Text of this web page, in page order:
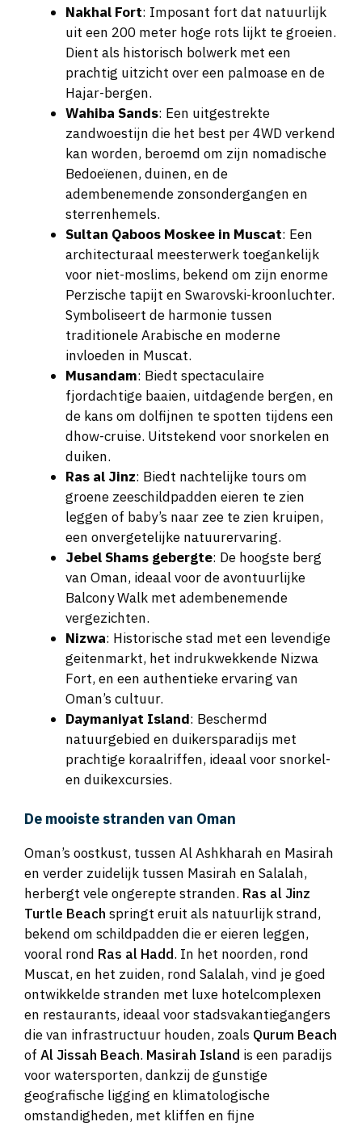
Nakhal Fort: Imposant fort dat natuurlijk
uit een 200 meter hoge rots lijkt te groeien.
Dient als historisch bolwerk met een
prachtig uitzicht over een palmoase en de
Hajar-bergen.
Wahiba Sands: Een uitgestrekte
zandwoestijn die het best per 4WD verkend
kan worden, beroemd om zijn nomadische
Bedoeïenen, duinen, en de
adembenemende zonsondergangen en
sterrenhemels.
Sultan Qaboos Moskee in Muscat: Een
architecturaal meesterwerk toegankelijk
voor niet-moslims, bekend om zijn enorme
Perzische tapijt en Swarovski-kroonluchter.
Symboliseert de harmonie tussen
traditionele Arabische en moderne
invloeden in Muscat.
Musandam: Biedt spectaculaire
fjordachtige baaien, uitdagende bergen, en
de kans om dolfijnen te spotten tijdens een
dhow-cruise. Uitstekend voor snorkelen en
duiken.
Ras al Jinz: Biedt nachtelijke tours om
groene zeeschildpadden eieren te zien
leggen of baby’s naar zee te zien kruipen,
een onvergetelijke natuurervaring.
Jebel Shams gebergte: De hoogste berg
van Oman, ideaal voor de avontuurlijke
Balcony Walk met adembenemende
vergezichten.
Nizwa: Historische stad met een levendige
geitenmarkt, het indrukwekkende Nizwa
Fort, en een authentieke ervaring van
Oman’s cultuur.
Daymaniyat Island: Beschermd
natuurgebied en duikersparadijs met
prachtige koraalriffen, ideaal voor snorkel-
en duikexcursies.
De mooiste stranden van Oman
Oman’s oostkust, tussen Al Ashkharah en Masirah
en verder zuidelijk tussen Masirah en Salalah,
herbergt vele ongerepte stranden. Ras al Jinz
Turtle Beach springt eruit als natuurlijk strand,
bekend om schildpadden die er eieren leggen,
vooral rond Ras al Hadd. In het noorden, rond
Muscat, en het zuiden, rond Salalah, vind je goed
ontwikkelde stranden met luxe hotelcomplexen
en restaurants, ideaal voor stadsvakantiegangers
die van infrastructuur houden, zoals Qurum Beach
of Al Jissah Beach. Masirah Island is een paradijs
voor watersporten, dankzij de gunstige
geografische ligging en klimatologische
omstandigheden, met kliffen en fijne